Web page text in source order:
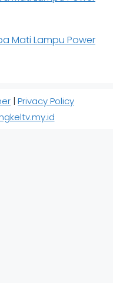
Mati Lampu Power
| Privacy Policy